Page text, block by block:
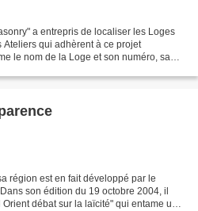
a entrepris de localiser les Loges
qui adhèrent à ce projet
le nom de la Loge et son numéro, sa
région est en fait développé par le
son édition du 19 octobre 2004, il
débat sur la laïcité" qui entame un